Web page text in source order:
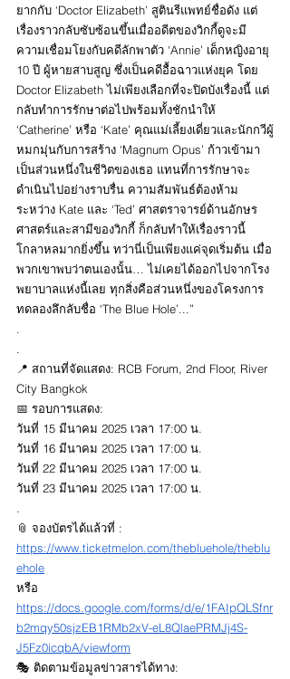
ยากกับ ‘Doctor Elizabeth’ สูตินรีแพทย์ชื่อดัง แต่
เรื่องราวกลับซับซ้อนขึ้นเมื่ออดีตของวิกกี้ดูจะมี
ความเชื่อมโยงกับคดีลักพาตัว ‘Annie’ เด็กหญิงอายุ
10 ปี ผู้หายสาบสูญ ซึ่งเป็นคดีอื้อฉาวแห่งยุค โดย
Doctor Elizabeth ไม่เพียงเลือกที่จะปิดบังเรื่องนี้ แต่
กลับทำการรักษาต่อไปพร้อมทั้งชักนำให้
‘Catherine’ หรือ ‘Kate’ คุณแม่เลี้ยงเดี่ยวและนักกวีผู้
หมกมุ่นกับการสร้าง ‘Magnum Opus’ ก้าวเข้ามา
เป็นส่วนหนึ่งในชีวิตของเธอ แทนที่การรักษาจะ
ดำเนินไปอย่างราบรื่น ความสัมพันธ์ต้องห้าม
ระหว่าง Kate และ ‘Ted’ ศาสตราจารย์ด้านอักษร
ศาสตร์และสามีของวิกกี้ ก็กลับทำให้เรื่องราวนี้
โกลาหลมากยิ่งขึ้น ทว่านี่เป็นเพียงแค่จุดเริ่มต้น เมื่อ
พวกเขาพบว่าตนเองนั้น… ไม่เคยได้ออกไปจากโรง
พยาบาลแห่งนี้เลย ทุกสิ่งคือส่วนหนึ่งของโครงการ
ทดลองลึกลับชื่อ ‘The Blue Hole’...”
.
.
📍 สถานที่จัดแสดง: RCB Forum, 2nd Floor, River
City Bangkok
📅 รอบการแสดง:
วันที่ 15 มีนาคม 2025 เวลา 17:00 น.
วันที่ 16 มีนาคม 2025 เวลา 17:00 น.
วันที่ 22 มีนาคม 2025 เวลา 17:00 น.
วันที่ 23 มีนาคม 2025 เวลา 17:00 น.
.
📎 จองบัตรได้แล้วที่ :
https://www.ticketmelon.com/thebluehole/theblu
ehole
หรือ
https://docs.google.com/forms/d/e/1FAIpQLSfnr
b2mqy50sjzEB1RMb2xV-eL8QlaePRMJj4S-
J5Fz0icqbA/viewform
🎭 ติดตามข้อมูลข่าวสารได้ทาง: